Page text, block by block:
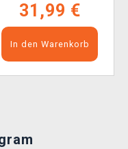
31,99 €
In den Warenkorb